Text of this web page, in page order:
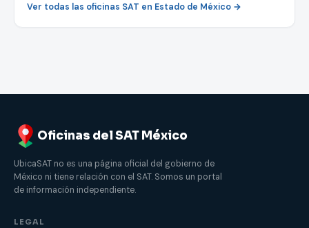
Ver todas las oficinas SAT en Estado de México →
Oficinas del SAT México
UbicaSAT no es una página oficial del gobierno de
México ni tiene relación con el SAT. Somos un portal
de información independiente.
LEGAL